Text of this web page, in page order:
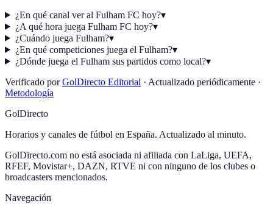
¿En qué canal ver al Fulham FC hoy?▾
¿A qué hora juega Fulham FC hoy?▾
¿Cuándo juega Fulham?▾
¿En qué competiciones juega el Fulham?▾
¿Dónde juega el Fulham sus partidos como local?▾
Verificado por GolDirecto Editorial · Actualizado periódicamente ·
Metodología
GolDirecto
Horarios y canales de fútbol en España. Actualizado al minuto.
GolDirecto.com no está asociada ni afiliada con LaLiga, UEFA,
RFEF, Movistar+, DAZN, RTVE ni con ninguno de los clubes o
broadcasters mencionados.
Navegación